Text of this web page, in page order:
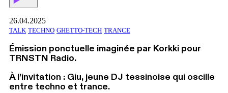
26.04.2025
TALK TECHNO GHETTO-TECH TRANCE
Émission ponctuelle imaginée par Korkki pour
TRNSTN Radio.
À l’invitation : Giu, jeune DJ tessinoise qui oscille
entre techno et trance.